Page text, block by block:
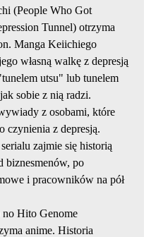
(People Who Got
Tunnel) otrzyma
Manga Keiichiego
własną walkę z depresją
utsu" lub tunelem
sobie z nią radzi.
z osobami, które
czynienia z depresją.
zajmie się historią
biznesmenów, po
i pracowników na pół
Hito Genome
anime. Historia